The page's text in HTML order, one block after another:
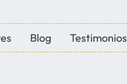
Blog Testimonios